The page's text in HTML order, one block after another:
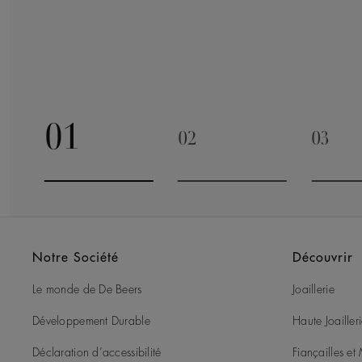
01
Go to slide 1
02 03
Notre Société
Le monde de De Beers
Développement Durable
Déclaration d’accessibilité
Découvrir
Joaillerie
Haute
Fiançailles et